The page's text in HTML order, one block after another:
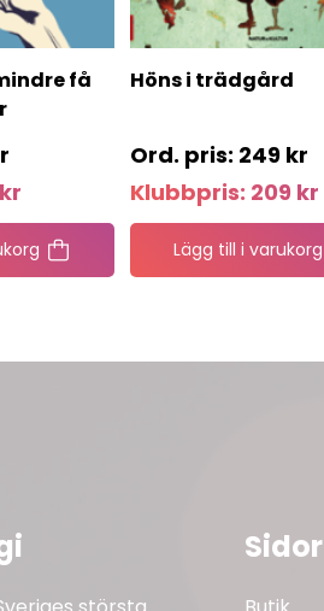
få
kr
Höns i trädgård
249 kr
Klubbpris: 209 kr
Lägg till i varukorg
Sidor